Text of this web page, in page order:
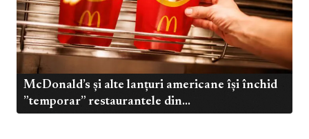
McDonald’s și alte lanțuri americane își închid
”temporar” restaurantele din...